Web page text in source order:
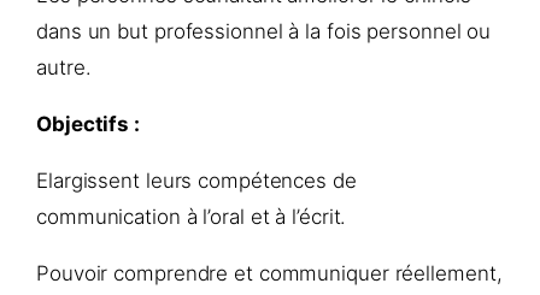
dans un but professionnel à la fois personnel ou
autre.
Objectifs :
Elargissent leurs compétences de
communication à l’oral et à l’écrit.
Pouvoir comprendre et communiquer réellement,